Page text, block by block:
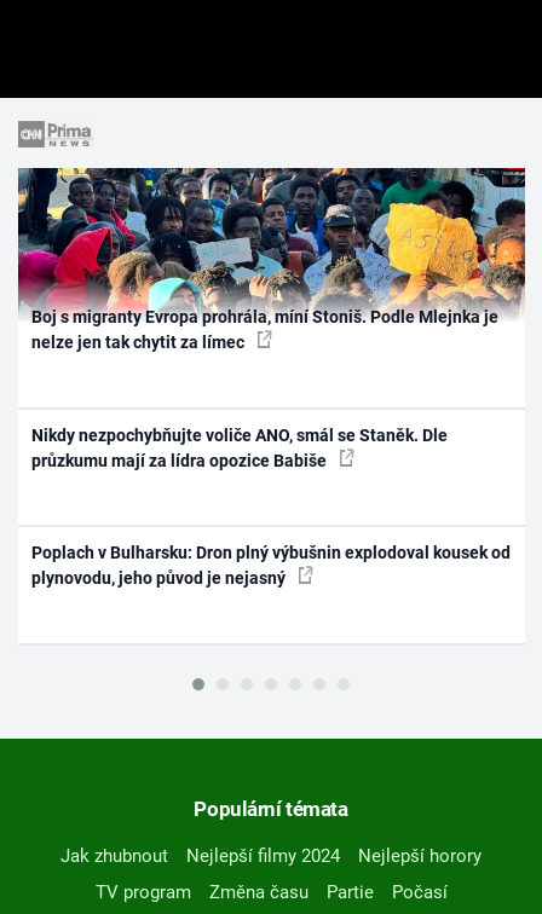
Boj s migranty Evropa prohrála, míní Stoniš. Podle Mlejnka je
nelze jen tak chytit za límec
Nikdy nezpochybňujte voliče ANO, smál se Staněk. Dle
průzkumu mají za lídra opozice Babiše
Poplach v Bulharsku: Dron plný výbušnin explodoval kousek od
plynovodu, jeho původ je nejasný
Populární témata
Jak zhubnout Nejlepší filmy 2024
Nejlepší horory
TV program
Změna času Partie
Počasí